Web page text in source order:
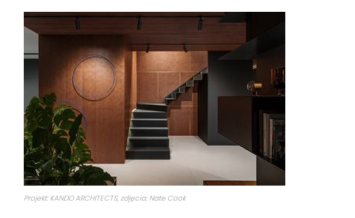
Projekt: KANDO ARCHITECTS, zdjęcia: Nate Cook